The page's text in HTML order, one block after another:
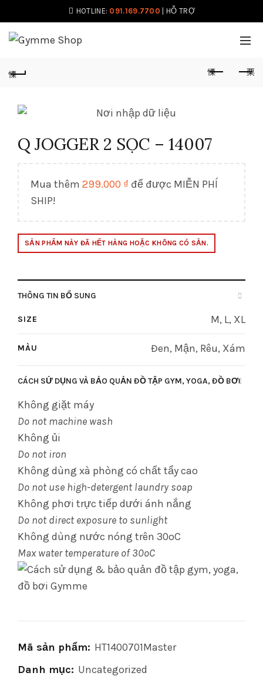
HOTLINE: 091.169.7700 HỖ TRỢ
Q JOGGER 2 SỌC – 14007
Mua thêm 299.000 ₫ để được MIỄN PHÍ
SHIP!
SẢN PHẨM NÀY ĐÃ HẾT HÀNG HOẶC KHÔNG CÓ SẴN.
THÔNG TIN BỔ SUNG
SIZE M, L, XL
MÀU Đen, Mận, Rêu, Xám
CÁCH SỬ DỤNG VÀ BẢO QUẢN ĐỒ TẬP GYM, YOGA, ĐỒ BƠI
Không giặt máy
Do not machine wash
Không ủi
Do not iron
Không dùng xà phòng có chất tẩy cao
Do not use high-detergent laundry soap
Không phơi trực tiếp dưới ánh nắng
Do not direct exposure to sunlight
Không dùng nước nóng trên 30oC
Max water temperature of 30oC
Mã sản phẩm: HT1400701Master
Danh mục: Uncategorized